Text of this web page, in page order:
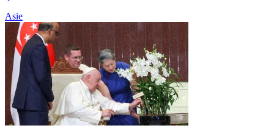
Asie